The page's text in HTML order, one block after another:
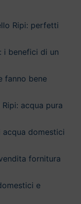
Ripi: perfetti
i benefici di un
fanno bene
acqua pura
domestici
fornitura
e